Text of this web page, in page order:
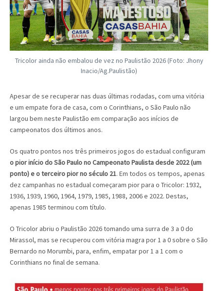
Tricolor ainda não embalou de vez no Paulistão 2026 (Foto: Jhony
Inacio/Ag.Paulistão)
Apesar de se recuperar nas duas últimas rodadas, com uma vitória
e um empate fora de casa, com o Corinthians, o São Paulo não
largou bem neste Paulistão em comparação aos inícios de
campeonatos dos últimos anos.
Os quatro pontos nos três primeiros jogos do estadual configuram
o pior início do São Paulo no Campeonato Paulista desde 2022 (um
ponto) e o terceiro pior no século 21. Em todos os tempos, apenas
dez campanhas no estadual começaram pior para o Tricolor: 1932,
1936, 1939, 1960, 1964, 1979, 1985, 1988, 2006 e 2022. Destas,
apenas 1985 terminou com título.
O Tricolor abriu o Paulistão 2026 tomando uma surra de 3 a 0 do
Mirassol, mas se recuperou com vitória magra por 1 a 0 sobre o São
Bernardo no Morumbi, para, enfim, empatar por 1 a 1 com o
Corinthians no final de semana.